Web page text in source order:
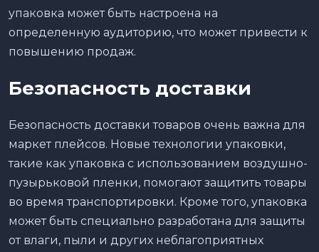
упаковка может быть настроена на
определенную аудиторию, что может привести к
повышению продаж.
Безопасность доставки
Безопасность доставки товаров очень важна для
маркет плейсов. Новые технологии упаковки,
такие как упаковка с использованием воздушно-
пузырьковой пленки, помогают защитить товары
во время транспортировки. Кроме того, упаковка
может быть специально разработана для защиты
от влаги, пыли и других неблагоприятных